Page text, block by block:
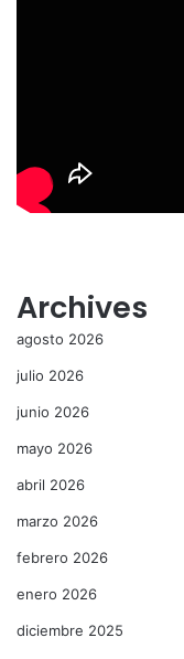
Archives
agosto 2026
julio 2026
junio 2026
mayo 2026
abril 2026
marzo 2026
febrero 2026
enero 2026
diciembre 2025